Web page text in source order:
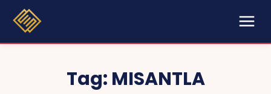
Tag: MISANTLA